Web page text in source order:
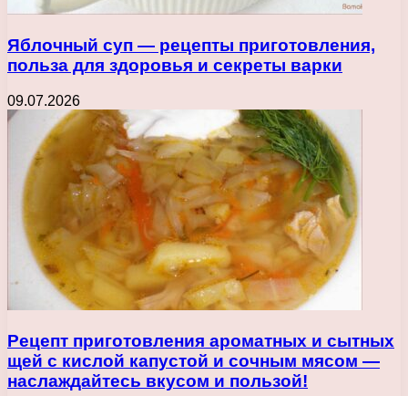
Яблочный суп — рецепты приготовления,
польза для здоровья и секреты варки
09.07.2026
Рецепт приготовления ароматных и сытных
щей с кислой капустой и сочным мясом —
наслаждайтесь вкусом и пользой!